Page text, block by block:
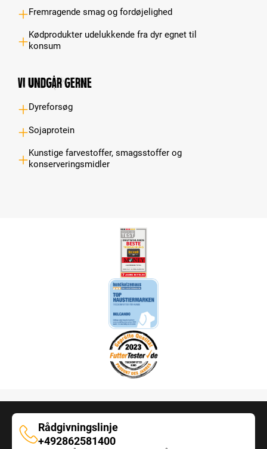
Fremragende smag og fordøjelighed
Kødprodukter udelukkende fra dyr egnet til
konsum
Vi undgår gerne
Dyreforsøg
Sojaprotein
Kunstige farvestoffer, smagsstoffer og
konserveringsmidler
Rådgivningslinje
Rådgivningslinje
+492862581400